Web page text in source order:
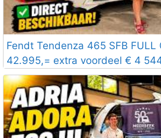
Fendt Tendenza 465 SFB FULL
42.995,= extra voordeel € 4